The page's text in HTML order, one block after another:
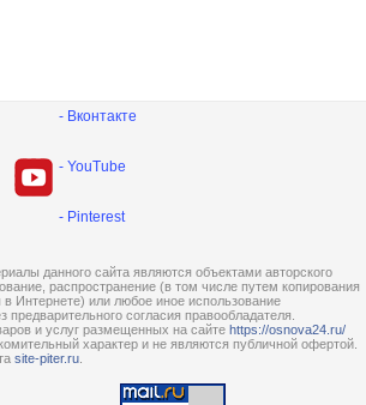
- Вконтакте
- YouTube
- Pinterest
данного сайта являются объектами авторского
распространение (в том числе путем копирования
Интернете) или любое иное использование
согласия правообладателя.
и услуг размещенных на сайте https://osnova24.ru/
характер и не являются публичной офертой.
site-piter.ru